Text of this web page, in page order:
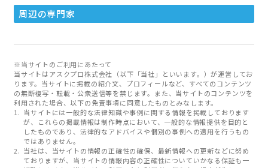
周辺の専門家
※当サイトのご利用にあたって
当サイトはアスクプロ株式会社（以下「当社」といいます。）が運営してお
ります。当サイトに掲載の紹介文、プロフィールなど、すべてのコンテンツ
の無断複写・転載・公衆送信等を禁じます。また、当サイトのコンテンツを
利用された場合、以下の免責事項に同意したものとみなします。
当サイトには一般的な法律知識や事例に関する情報を掲載しております
が、これらの掲載情報は制作時点において、一般的な情報提供を目的と
したものであり、法律的なアドバイスや個別の事例への適用を行うもの
ではありません。
当社は、当サイトの情報の正確性の確保、最新情報への更新などに努め
ておりますが、当サイトの情報内容の正確性についていかなる保証も一